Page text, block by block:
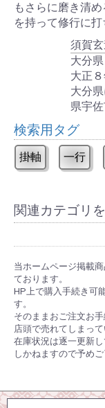
もさらに磨き清
を持って修行に打
須賀
大分
大正
大分
県宇
検索用タグ
掛軸 一行
関連カテゴリ
当ホームページ掲載
ております。
HP上で購入手続き可
す。
そのままおご注文お
店頭で売れてしまっ
在庫状況は逐一更新
しかねますので予め